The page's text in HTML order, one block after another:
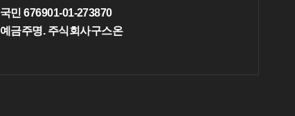
국민 676901-01-273870
예금주명. 주식회사구스온